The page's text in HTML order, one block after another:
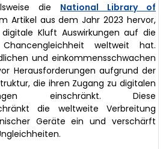
die National Library of
Artikel aus dem Jahr 2023 hervor,
Kluft Auswirkungen auf die
Chancengleichheit weltweit hat.
und einkommensschwachen
Herausforderungen aufgrund der
die ihren Zugang zu digitalen
einschränkt. Diese
die weltweite Verbreitung
Geräte ein und verschärft